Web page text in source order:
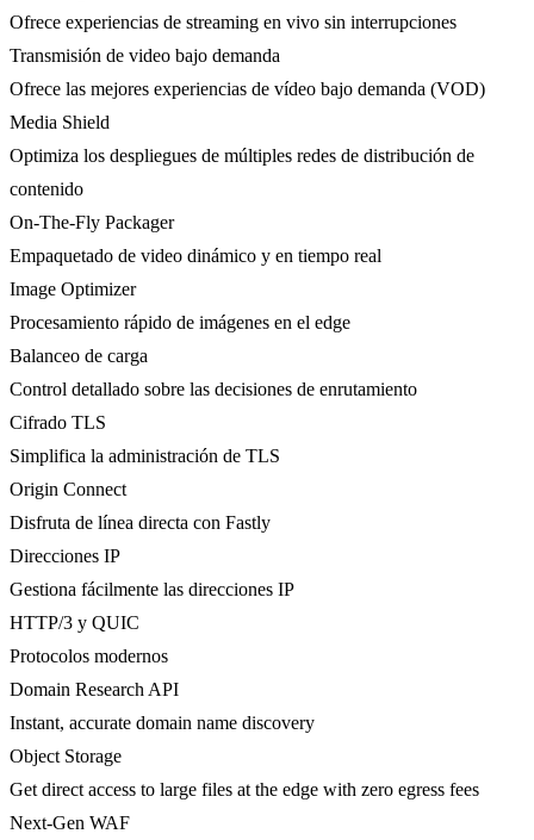
Ofrece experiencias de streaming en vivo sin interrupciones
Transmisión de video bajo demanda
Ofrece las mejores experiencias de vídeo bajo demanda (VOD)
Media Shield
Optimiza los despliegues de múltiples redes de distribución de
contenido
On-The-Fly Packager
Empaquetado de video dinámico y en tiempo real
Image Optimizer
Procesamiento rápido de imágenes en el edge
Balanceo de carga
Control detallado sobre las decisiones de enrutamiento
Cifrado TLS
Simplifica la administración de TLS
Origin Connect
Disfruta de línea directa con Fastly
Direcciones IP
Gestiona fácilmente las direcciones IP
HTTP/3 y QUIC
Protocolos modernos
Domain Research API
Instant, accurate domain name discovery
Object Storage
Get direct access to large files at the edge with zero egress fees
Next-Gen WAF